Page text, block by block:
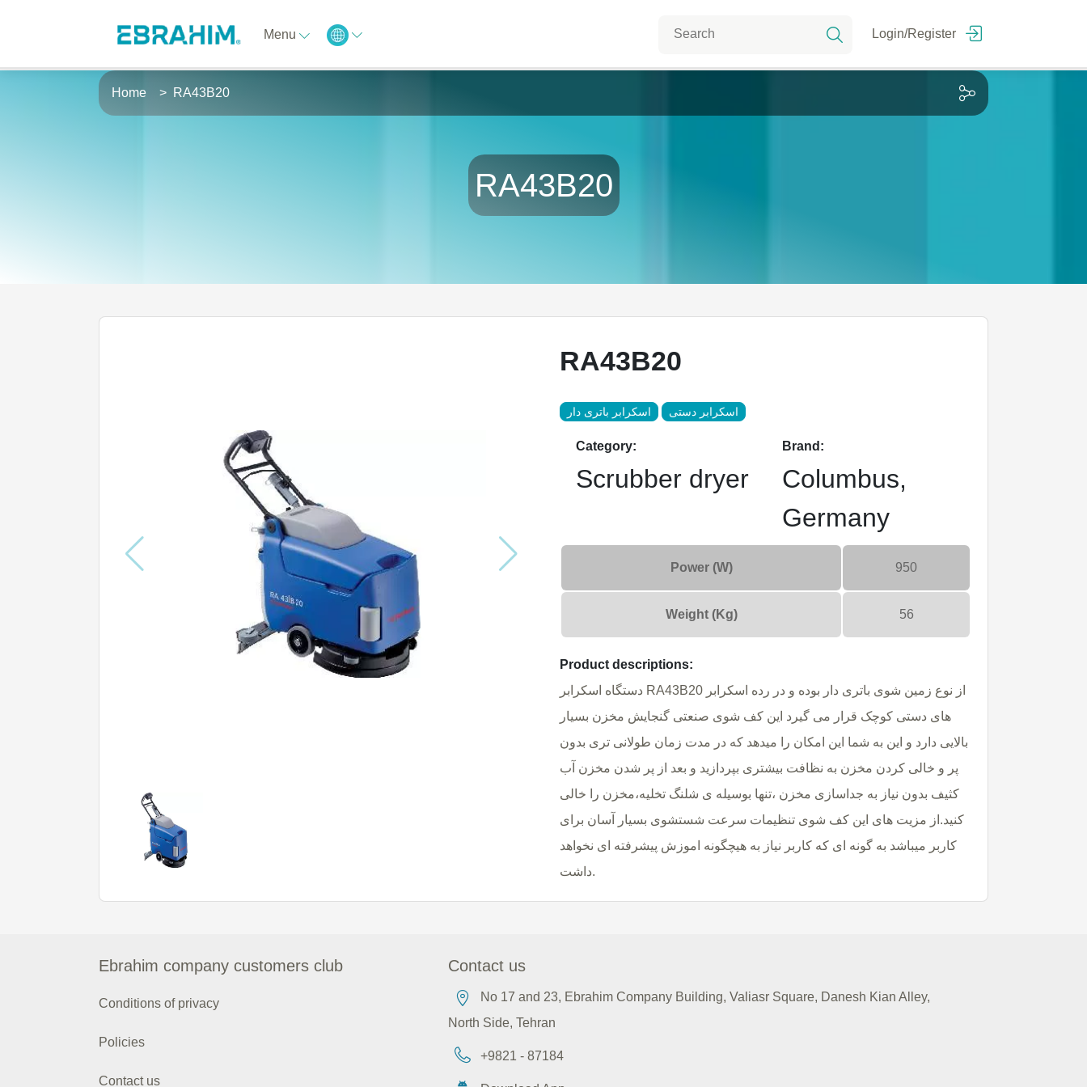
Menu Login/Register
Home RA43B20
RA43B20
RA43B20
اسکرابر باتری دار اسکرابر دستی
Category:
Scrubber dryer
Brand:
Columbus,
Germany
Power (W) 950
Weight (Kg) 56
Product descriptions:
دستگاه اسکرابر RA43B20 از نوع زمین شوی باتری دار بوده و در رده اسکرابر
های دستی کوچک قرار می گیرد این کف شوی صنعتی گنجایش مخزن بسیار
بالایی دارد و این به شما این امکان را میدهد که در مدت زمان طولانی تری بدون
پر و خالی کردن مخزن به نظافت بیشتری بپردازید و بعد از پر شدن مخزن آب
کثیف بدون نیاز به جداسازی مخزن ،تنها بوسیله ی شلنگ تخلیه،مخزن را خالی
کنید.از مزیت های این کف شوی تنظیمات سرعت شستشوی بسیار آسان برای
کاربر میباشد به گونه ای که کاربر نیاز به هیچگونه اموزش پیشرفته ای نخواهد
داشت.
Ebrahim company customers club
Conditions of privacy
Policies
Contact us
Contact us
No 17 and 23, Ebrahim Company Building, Valiasr Square, Danesh Kian Alley,
North Side, Tehran
+9821 - 87184